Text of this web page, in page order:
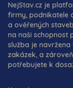
NejStav.cz je
firmy, podnikatele
a ověřených
na naši schopnost
služba je
zakázek, a
potřebujete k